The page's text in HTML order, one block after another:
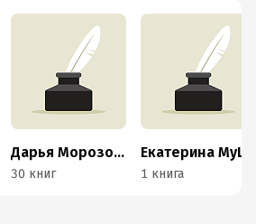
Дарья Морозова
30 книг 1 книга